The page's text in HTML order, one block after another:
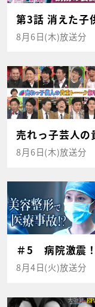
第3話 消えた子
8月6日(木)放送分
売れっ子芸人
8月6日(木)放送分
＃5 病院激震
8月4日(火)放送分